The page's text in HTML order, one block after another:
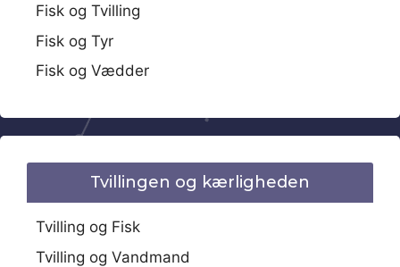
Fisk og Tvilling
Fisk og Tyr
Fisk og Vædder
Tvillingen og kærligheden
Tvilling og Fisk
Tvilling og Vandmand